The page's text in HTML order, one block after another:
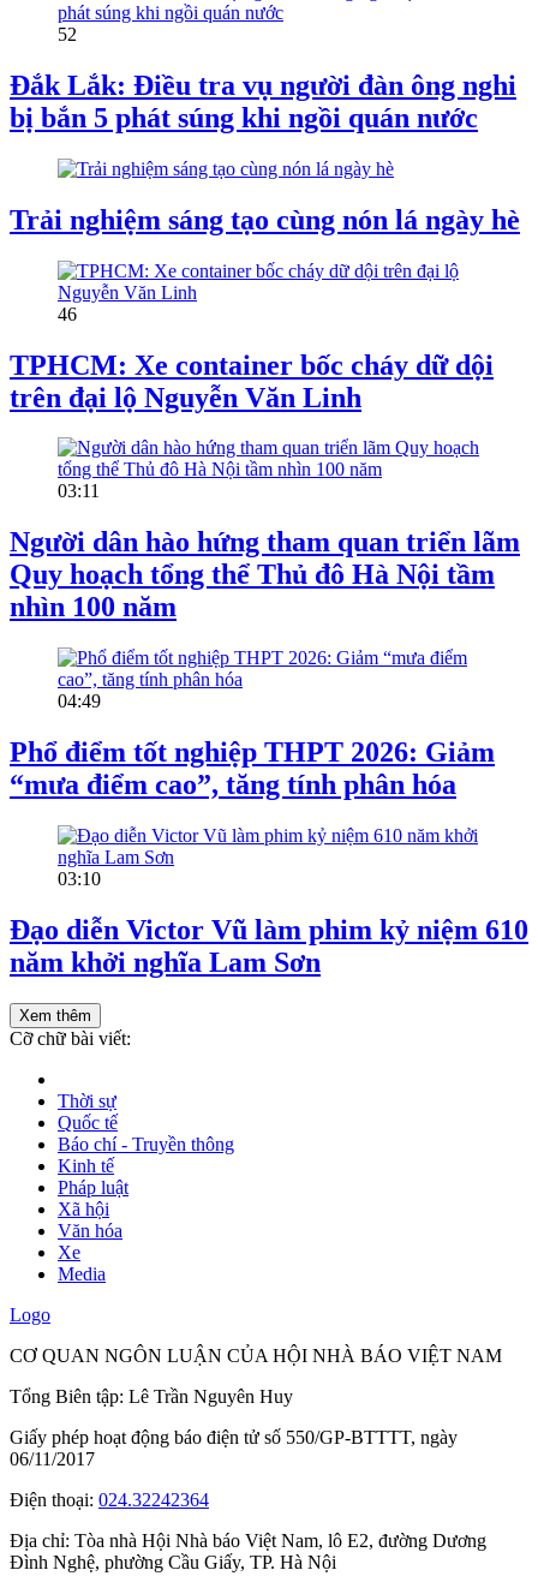
52
Đắk Lắk: Điều tra vụ người đàn ông nghi
bị bắn 5 phát súng khi ngồi quán nước
Trải nghiệm sáng tạo cùng nón lá ngày hè
46
TPHCM: Xe container bốc cháy dữ dội
trên đại lộ Nguyễn Văn Linh
03:11
Người dân hào hứng tham quan triển lãm
Quy hoạch tổng thể Thủ đô Hà Nội tầm
nhìn 100 năm
04:49
Phổ điểm tốt nghiệp THPT 2026: Giảm
“mưa điểm cao”, tăng tính phân hóa
03:10
Đạo diễn Victor Vũ làm phim kỷ niệm 610
năm khởi nghĩa Lam Sơn
Xem thêm
Cỡ chữ bài viết:
Thời sự
Quốc tế
Báo chí - Truyền thông
Kinh tế
Pháp luật
Xã hội
Văn hóa
Xe
Media
Logo
CƠ QUAN NGÔN LUẬN CỦA HỘI NHÀ BÁO VIỆT NAM
Tổng Biên tập: Lê Trần Nguyên Huy
Giấy phép hoạt động báo điện tử số 550/GP-BTTTT, ngày
06/11/2017
Điện thoại: 024.32242364
Địa chỉ: Tòa nhà Hội Nhà báo Việt Nam, lô E2, đường Dương
Đình Nghệ, phường Cầu Giấy, TP. Hà Nội